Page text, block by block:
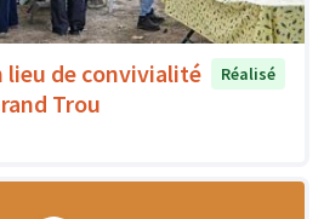
lieu de convivialité
Trou
Réalisé